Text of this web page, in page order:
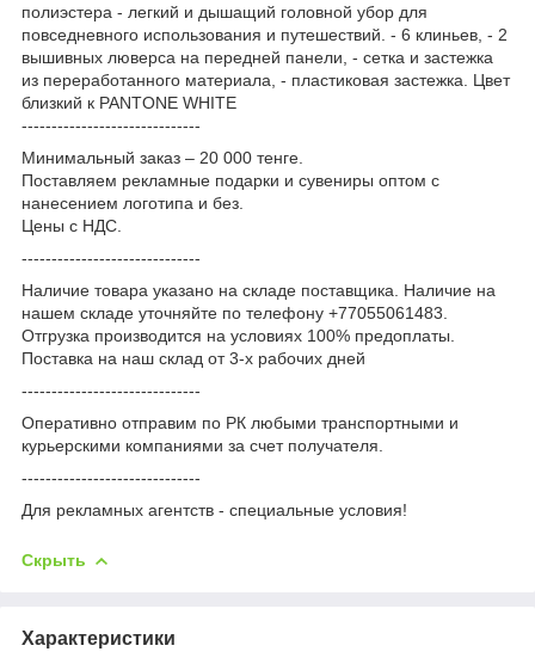
полиэстера - легкий и дышащий головной убор для
повседневного использования и путешествий. - 6 клиньев, - 2
вышивных люверса на передней панели, - сетка и застежка
из переработанного материала, - пластиковая застежка. Цвет
близкий к PANTONE WHITE
------------------------------
Минимальный заказ – 20 000 тенге.
Поставляем рекламные подарки и сувениры оптом с
нанесением логотипа и без.
Цены с НДС.
------------------------------
Наличие товара указано на складе поставщика. Наличие на
нашем складе уточняйте по телефону +77055061483.
Отгрузка производится на условиях 100% предоплаты.
Поставка на наш склад от 3-x рабочих дней
------------------------------
Оперативно отправим по РК любыми транспортными и
курьерскими компаниями за счет получателя.
------------------------------
Для рекламных агентств - специальные условия!
Скрыть
Характеристики